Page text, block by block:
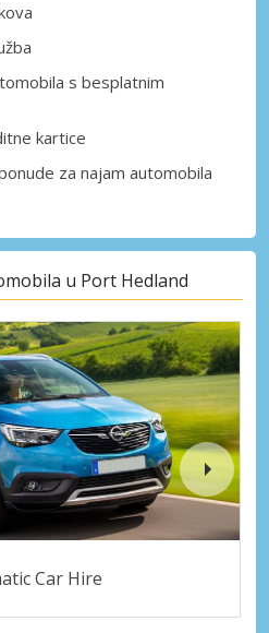
s besplatnim
kartice
za najam automobila
u Port Hedland
Car Hire